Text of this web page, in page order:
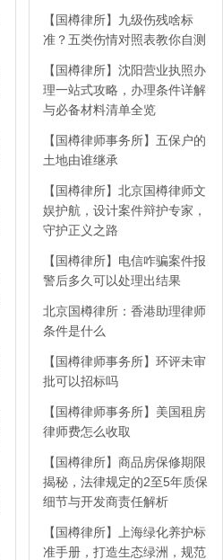
【国樽律所】九级伤残啥标
准？五类伤情对照表教你自测
【国樽律所】沈阳营业执照办
理一站式攻略，办理条件详解
与必备材料清单全览
【国樽律师事务所】五保户的
土地由谁继承
【国樽律所】北京国樽律师文
娱护航，设计案件辩护专家，
守护正义之路
【国樽律所】电信咋骗案件报
警后多久可以处理出结果
北京国樽律所：香港助理律师
条件是什么
【国樽律师事务所】环评未审
批可以招标吗
【国樽律师事务所】美国租房
律师费怎么收取
【国樽律所】商品房保修期限
揭秘，法律规定的2至5年质保
细节与开发商责任解析
【国樽律所】上海绿化养护标
准手册，打造生态绿洲，规范